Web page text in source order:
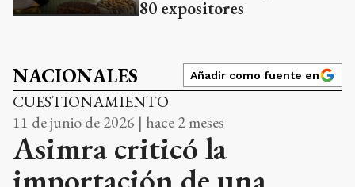
80 expositores
NACIONALES Añadir como fuente en
CUESTIONAMIENTO
11 de junio de 2026 | hace 2 meses
Asimra criticó la